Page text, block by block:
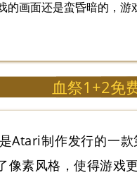
画面还是蛮昏暗的，游
血祭1+2免
Atari制作发行的一
素风格，使得游戏更